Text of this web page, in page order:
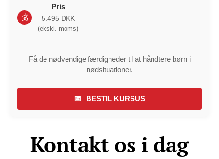
💰
Pris
5.495 DKK
(ekskl. moms)
Få de nødvendige færdigheder til at håndtere børn i
nødsituationer.
📅 BESTIL KURSUS
Kontakt os i dag